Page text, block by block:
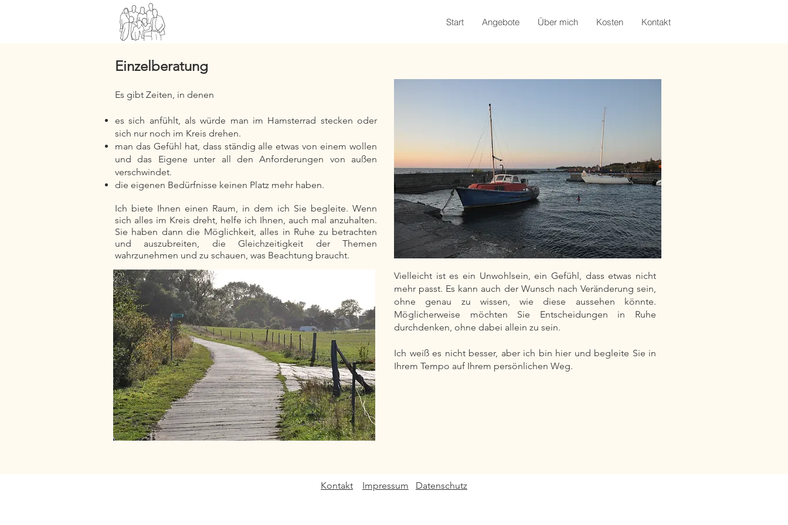
Start Angebote Über mich Kosten Kontakt
Einzelberatung
Es gibt Zeiten, in denen
es sich anfühlt, als würde man im Hamsterrad stecken oder
sich nur noch im Kreis drehen.
man das Gefühl hat, dass ständig alle etwas von einem wollen
und das Eigene unter all den Anforderungen von außen
verschwindet.
die eigenen Bedürfnisse keinen Platz mehr haben.
Ich biete Ihnen einen Raum, in dem ich Sie begleite. Wenn
sich alles im Kreis dreht, helfe ich Ihnen, auch mal anzuhalten.
Sie haben dann die Möglichkeit, alles in Ruhe zu betrachten
und auszubreiten, die Gleichzeitigkeit der Themen
wahrzunehmen und zu schauen, was Beachtung braucht.
Vielleicht ist es ein Unwohlsein, ein Gefühl, dass etwas nicht
mehr passt. Es kann auch der Wunsch nach Veränderung sein,
ohne genau zu wissen, wie diese aussehen könnte.
Möglicherweise möchten Sie Entscheidungen in Ruhe
durchdenken, ohne dabei allein zu sein.
Ich weiß es nicht besser, aber ich bin hier und begleite Sie in
Ihrem Tempo auf Ihrem persönlichen Weg.
Kontakt Impressum Datenschutz